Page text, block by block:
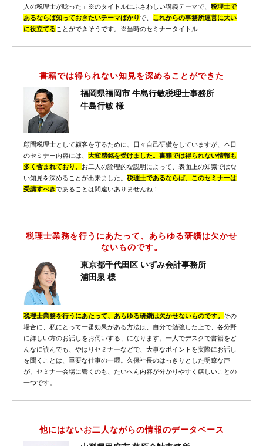
人の税理士が唸った」※のタイトルにふさわしい講義テーマで、 税理士で
あるならば知っておきたいテーマばかりで、 これからの事務所運営に大い
に役立てることができそうです。※当時のセミナータイトル
書籍では得られない知見を深めることができた
福岡県福岡市 牛島行敏税理士事務所
牛島行敏 様
顧問税理士として顧客を守るために、日々自己研鑽をしていますが、本日
のセミナー内容には、 大変感銘を受けました。書籍では得られない情報も
多く含まれており、 お二人の論理的な説明によって、表面上の知識ではな
い知見を深めることが出来ました。 税理士であるならば、このセミナーは
受講すべきであることは間違いありませんね！
税理士業務を行うにあたって、あらゆる研鑽は欠かせ
ないものです。
東京都千代田区 いずみ会計事務所
浦田泉 様
税理士業務を行うにあたって、あらゆる研鑽は欠かせないものです。 その
場合に、私にとって一番効果がある方法は、自分で勉強した上で、各分野
に詳しい方のお話しをお伺いする、になります。一人でデスクで書籍をど
んなに読んでも、やはりセミナーなどで、大事なポイントを実際にお話し
を聞くことは、重要な仕事の一環。久保社長のはっきりとした明瞭な声
が、セミナー会場に響くのも、たいへん内容が分かりやすく嬉しいことの
一つです。
他にはないお二人ながらの情報のデータベース